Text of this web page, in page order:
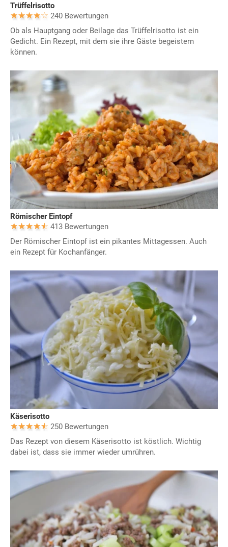
Trüffelrisotto
240 Bewertungen
Ob als Hauptgang oder Beilage das Trüffelrisotto ist ein
Gedicht. Ein Rezept, mit dem sie ihre Gäste begeistern
können.
Römischer Eintopf
413 Bewertungen
Der Römischer Eintopf ist ein pikantes Mittagessen. Auch
ein Rezept für Kochanfänger.
Käserisotto
250 Bewertungen
Das Rezept von diesem Käserisotto ist köstlich. Wichtig
dabei ist, dass sie immer wieder umrühren.